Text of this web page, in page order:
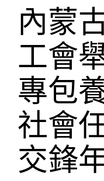
內蒙
工會
專包
社會
交鋒